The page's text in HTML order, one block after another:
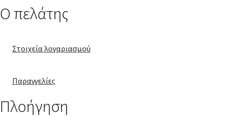
Ο πελάτης
Στοιχεία λογαριασμού
Παραγγελίες
Πλοήγηση